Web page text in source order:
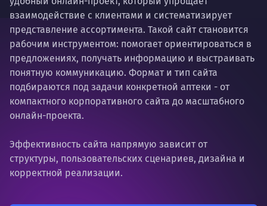
взаимодействие с клиентами и систематизирует
представление ассортимента. Такой сайт становится
рабочим инструментом: помогает ориентироваться в
предложениях, получать информацию и выстраивать
понятную коммуникацию. Формат и тип сайта
подбираются под задачи конкретной аптеки - от
компактного корпоративного сайта до масштабного
онлайн-проекта.
Эффективность сайта напрямую зависит от
структуры, пользовательских сценариев, дизайна и
корректной реализации.